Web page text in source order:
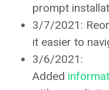
prompt
3/7/2021:
it easier to
3/6/2021:
Added